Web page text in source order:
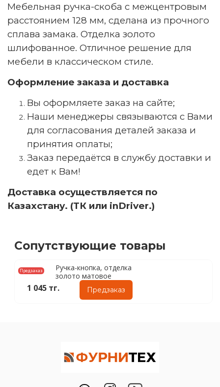
Мебельная ручка-скоба с межцентровым
расстоянием 128 мм, сделана из прочного
сплава замака. Отделка золото
шлифованное. Отличное решение для
мебели в классическом стиле.
Оформление заказа и доставка
Вы оформляете заказ на сайте;
Наши менеджеры связываются с Вами
для согласования деталей заказа и
принятия оплаты;
Заказ передаётся в службу доставки и
едет к Вам!
Доставка осуществляется по
Казахстану. (ТК или inDriver.)
Сопутствующие товары
Предзаказ
Ручка-кнопка, отделка
золото матовое
1 045 тг. Предзаказ